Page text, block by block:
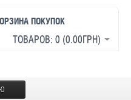
ПОКУПОК
ТОВАРОВ: 0 (0.00ГРН)